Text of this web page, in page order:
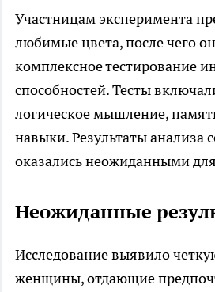
Участницам эксперимента
любимые цвета, после чего
комплексное тестирование
способностей. Тесты
логическое мышление,
навыки. Результаты анализа
оказались неожиданными
Неожиданные
Исследование выявило
женщины, отдающие